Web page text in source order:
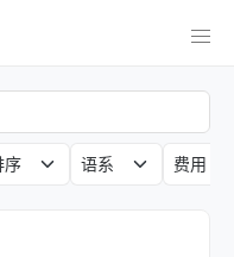
序 语系 费用